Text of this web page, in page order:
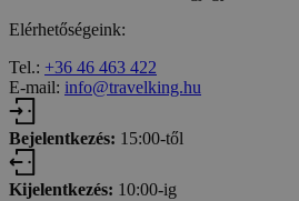
Elérhetőségeink:
Tel.: +36 46 463 422
E-mail: info@travelking.hu
Bejelentkezés: 15:00-től
Kijelentkezés: 10:00-ig